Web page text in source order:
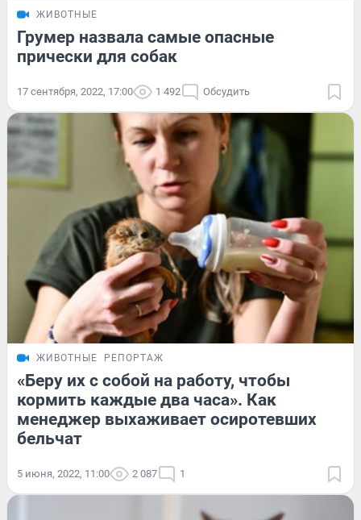
ЖИВОТНЫЕ
Грумер назвала самые опасные
прически для собак
17 сентября, 2022, 17:00 1 492 Обсудить
ЖИВОТНЫЕ РЕПОРТАЖ
«Беру их с собой на работу, чтобы
кормить каждые два часа». Как
менеджер выхаживает осиротевших
бельчат
5 июня, 2022, 11:00 2 087 1